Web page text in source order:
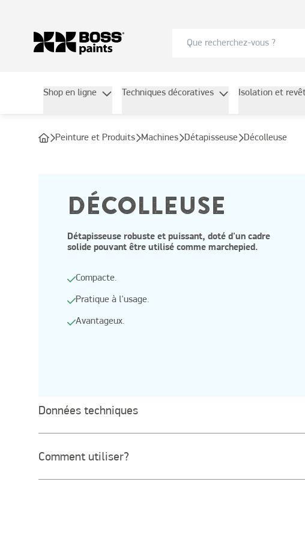
Shop en ligne Techniques décoratives Isolation et
Peinture et Produits Machines Détapisseuse Décolleuse
DÉCOLLEUSE
Détapisseuse robuste et puissant, doté d'un cadre
solide pouvant être utilisé comme marchepied.
Compacte.
Pratique à l'usage.
Avantageux.
Données techniques
Comment utiliser?